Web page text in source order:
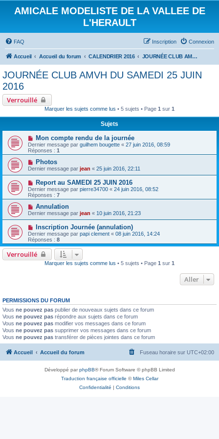
AMICALE MODELISTE DE LA VALLEE DE
L'HERAULT
FAQ Connexion
Inscription
Accueil Accueil du forum CALENDRIER 2016 JOURNÉE CLUB AMVH DU SAMEDI 25 JUIN 2016
JOURNÉE CLUB AMVH DU SAMEDI 25 JUIN
2016
Verrouillé
Marquer les sujets comme lus • 5 sujets • Page 1 sur 1
Sujets
Mon compte rendu de la journée
Dernier message par guilhem bougette « 27 juin 2016, 08:59
Réponses : 1
Photos
Dernier message par jean « 25 juin 2016, 22:11
Report au SAMEDI 25 JUIN 2016
Dernier message par pierre34700 « 24 juin 2016, 08:52
Réponses : 7
Annulation
Dernier message par jean « 10 juin 2016, 21:23
Inscription Journée (annulation)
Dernier message par papi clement « 08 juin 2016, 14:24
Réponses : 8
Verrouillé
Marquer les sujets comme lus • 5 sujets • Page 1 sur 1
Aller
PERMISSIONS DU FORUM
Vous ne pouvez pas publier de nouveaux sujets dans ce forum
Vous ne pouvez pas répondre aux sujets dans ce forum
Vous ne pouvez pas modifier vos messages dans ce forum
Vous ne pouvez pas supprimer vos messages dans ce forum
Vous ne pouvez pas transférer de pièces jointes dans ce forum
Accueil Accueil du forum Fuseau horaire sur UTC+02:00
Développé parphpBB® Forum Software © phpBB Limited
Traduction française officielle ©Miles Cellar
Confidentialité | Conditions